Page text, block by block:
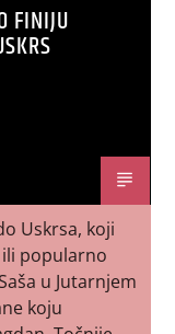
FINIJU
Uskrsa, koji
ili popularno
u Jutarnjem
koju